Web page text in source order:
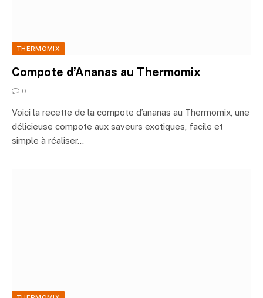
THERMOMIX
Compote d’Ananas au Thermomix
0
Voici la recette de la compote d’ananas au Thermomix, une
délicieuse compote aux saveurs exotiques, facile et
simple à réaliser…